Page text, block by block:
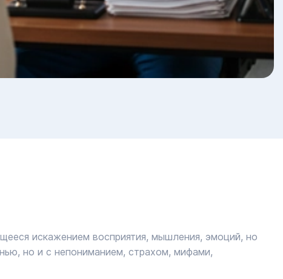
искажением восприятия, мышления, эмоций, но
но и с непониманием, страхом, мифами,